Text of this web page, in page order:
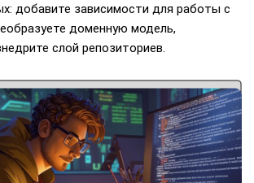
добавите зависимости для работы с
доменную модель,
слой репозиториев.